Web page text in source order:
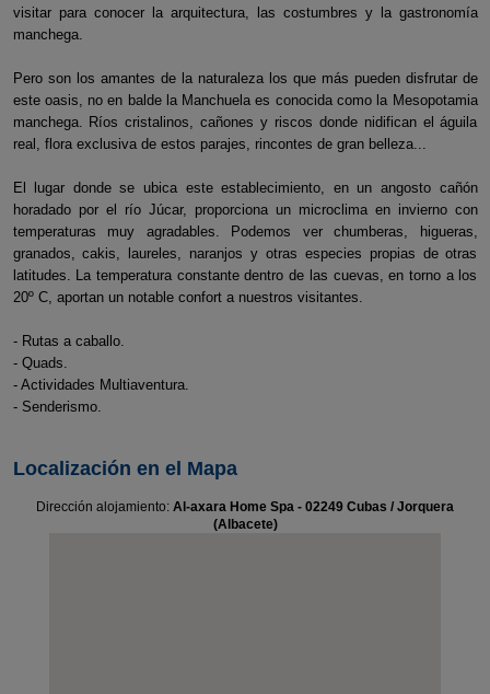
visitar para conocer la arquitectura, las costumbres y la gastronomía
manchega.
Pero son los amantes de la naturaleza los que más pueden disfrutar de
este oasis, no en balde la Manchuela es conocida como la Mesopotamia
manchega. Ríos cristalinos, cañones y riscos donde nidifican el águila
real, flora exclusiva de estos parajes, rincontes de gran belleza...
El lugar donde se ubica este establecimiento, en un angosto cañón
horadado por el río Júcar, proporciona un microclima en invierno con
temperaturas muy agradables. Podemos ver chumberas, higueras,
granados, cakis, laureles, naranjos y otras especies propias de otras
latitudes. La temperatura constante dentro de las cuevas, en torno a los
20º C, aportan un notable confort a nuestros visitantes.
- Rutas a caballo.
- Quads.
- Actividades Multiaventura.
- Senderismo.
Localización en el Mapa
Dirección alojamiento: Al-axara Home Spa - 02249 Cubas / Jorquera
(Albacete)